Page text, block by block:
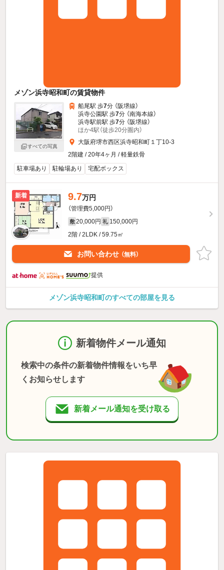
メゾン浜寺昭和町の賃貸物件
すべての写真
船尾駅 歩7分 （阪堺線）
浜寺公園駅 歩7分 （南海本線）
浜寺駅前駅 歩7分 （阪堺線）
ほか4駅（徒歩20分圏内）
大阪府堺市西区浜寺昭和町１丁10-3
2階建 / 20年4ヶ月 / 軽量鉄骨
駐車場あり
駐輪場あり 宅配ボックス
新着 9.7万円
（管理費5,000円）
敷 20,000円 礼 150,000円
2階 / 2LDK / 59.75㎡
お問い合わせ （無料）
提供
メゾン浜寺昭和町のすべての部屋を見る
新着物件メール通知
検索中の条件の新着物件情報をいち早
くお知らせします
新着メール通知を受け取る